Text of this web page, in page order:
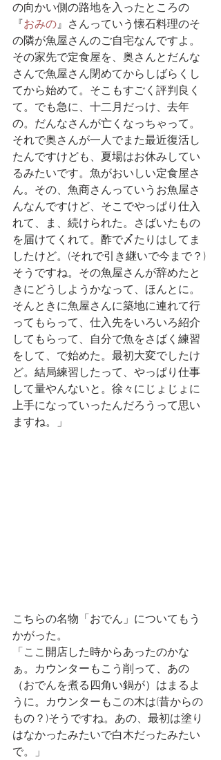
の向かい側の路地を入ったところの
『おみの』さんっていう懐石料理のそ
の隣が魚屋さんのご自宅なんですよ。
その家先で定食屋を、奥さんとだんな
さんで魚屋さん閉めてからしばらくし
てから始めて。そこもすごく評判良く
て。でも急に、十二月だっけ、去年
の。だんなさんが亡くなっちゃって。
それで奥さんが一人でまた最近復活し
たんですけども、夏場はお休みしてい
るみたいです。魚がおいしい定食屋さ
ん。その、魚商さんっていうお魚屋さ
んなんですけど、そこでやっぱり仕入
れて、ま、続けられた。さばいたもの
を届けてくれて。酢で〆たりはしてま
したけど。(それで引き継いで今まで？)
そうですね。その魚屋さんが辞めたと
きにどうしようかなって、ほんとに。
そんときに魚屋さんに築地に連れて行
ってもらって、仕入先をいろいろ紹介
してもらって、自分で魚をさばく練習
をして、で始めた。最初大変でしたけ
ど。結局練習したって、やっぱり仕事
して量やんないと。徐々にじょじょに
上手になっていったんだろうって思い
ますね。」
こちらの名物「おでん」についてもう
かがった。
「ここ開店した時からあったのかな
ぁ。カウンターもこう削って、あの
（おでんを煮る四角い鍋が）はまるよ
うに。カウンターもこの木は(昔からの
もの？)そうですね。あの、最初は塗り
はなかったみたいで白木だったみたい
で。」